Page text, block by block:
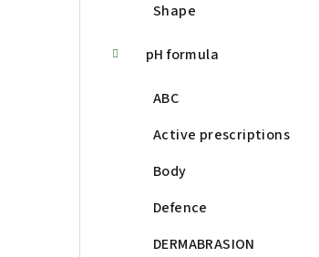
Shape
pH formula
ABC
Active prescriptions
Body
Defence
DERMABRASION